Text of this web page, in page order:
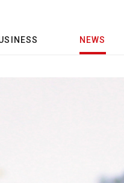
NEWS